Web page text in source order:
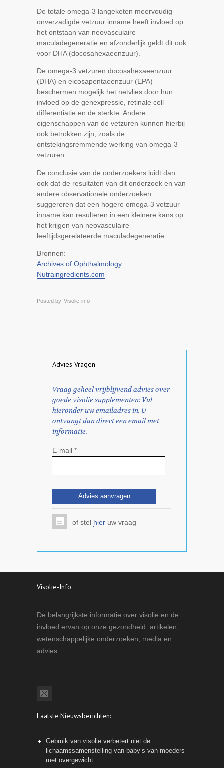
De totale omega-3 langeketen meervoudig
onverzadigde vetzuur inname heeft invloed op
het ontstaan van neovasculaire
maculadegeneratie en afzonderlijk geldt dit ook
voor DHA (docosahexaeenzuur).
De omega-3 vetzuren docosahexaeenzuur
(DHA) en eicosapentaeenzuur (EPA)
beschermen mogelijk het netvlies door hun
invloed op de genexpressie, retinale cell
differentiatie en de sterkte. Andere
eigenschappen van de vetzuren kunnen hierbij
ook betrokken zijn, zoals de
ontstekingsremmende werking van omega-3
vetzuren.
De conclusie van de onderzoekers luidt dan
ook dat de resultaten van dit onderzoek en van
andere observationele onderzoeken
suggereren dat een hogere omega-3 vetzuur
inname kan resulteren in een kleinere kans op
het krijgen van neovasculaire
leeftijdsgerelateerde maculadegeneratie.
Bronnen:
Archives of Ophthalmology
Nutraingredients.com
Posted by Visolie-info
Advies Vragen
Vraag geheel vrijblijvend advies over
goede visolie supplementen: Vul
hieronder uw emailadres in. U
ontvangt dan direct een email met
informatie.
E-mail *
of stel hier uw vraag
Visolie-Info
De belangrijkste informatie over visolie en de
invloed ervan op onze gezondheid: artikelen,
wetenschappelijke onderzoeken, media en
advies.
Laatste Nieuwsberichten:
Gebruik van visolie verbetert niet de
lichaamssamenstelling van baby’s van moeders
met overgewicht